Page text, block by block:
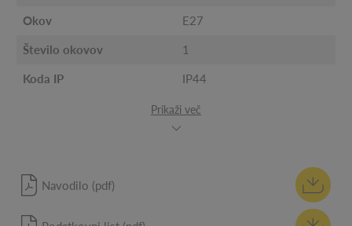
Okov E27
Število okovov 1
Koda IP IP44
Prikaži več
Navodilo (pdf)